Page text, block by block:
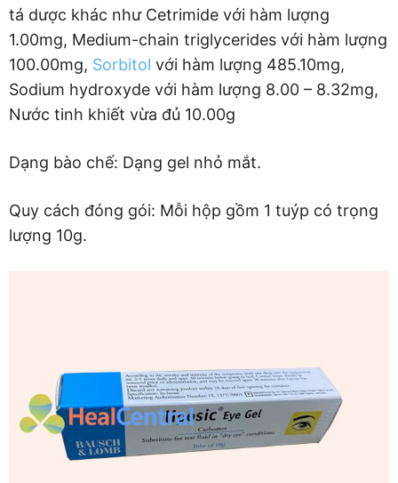
tá dược khác như Cetrimide với hàm lượng
1.00mg, Medium-chain triglycerides với hàm lượng
100.00mg, Sorbitol với hàm lượng 485.10mg,
Sodium hydroxyde với hàm lượng 8.00 – 8.32mg,
Nước tinh khiết vừa đủ 10.00g
Dạng bào chế: Dạng gel nhỏ mắt.
Quy cách đóng gói: Mỗi hộp gồm 1 tuýp có trọng
lượng 10g.